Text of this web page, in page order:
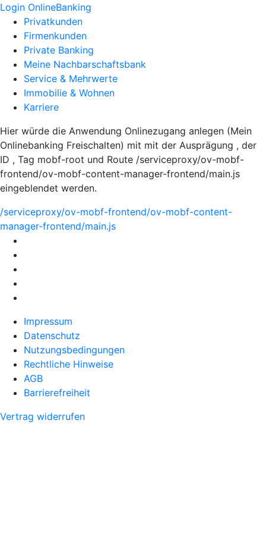
Login OnlineBanking
Privatkunden
Firmenkunden
Private Banking
Meine Nachbarschaftsbank
Service & Mehrwerte
Immobilie & Wohnen
Karriere
Hier würde die Anwendung Onlinezugang anlegen (Mein
Onlinebanking Freischalten) mit mit der Ausprägung , der
ID , Tag mobf-root und Route /serviceproxy/ov-mobf-
frontend/ov-mobf-content-manager-frontend/main.js
eingeblendet werden.
/serviceproxy/ov-mobf-frontend/ov-mobf-content-
manager-frontend/main.js
Impressum
Datenschutz
Nutzungsbedingungen
Rechtliche Hinweise
AGB
Barrierefreiheit
Vertrag widerrufen